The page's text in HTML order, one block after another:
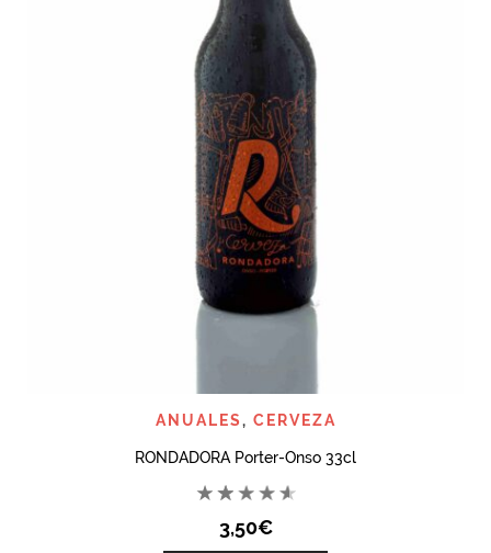
ANUALES, CERVEZA
RONDADORA Porter-Onso 33cl
3,50€